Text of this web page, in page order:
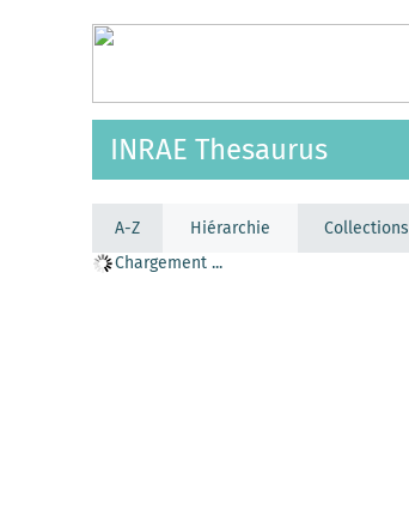
INRAE Thesaurus
A-Z Hiérarchie Collections
Chargement ...